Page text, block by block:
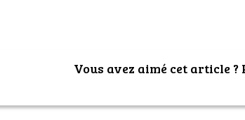
Vous avez aimé cet article ?